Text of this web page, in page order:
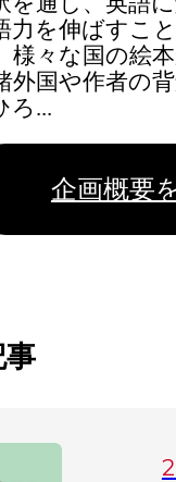
力を伸ばすこ
様々な国の絵
外国や作者の
ろ...
企画概要
事